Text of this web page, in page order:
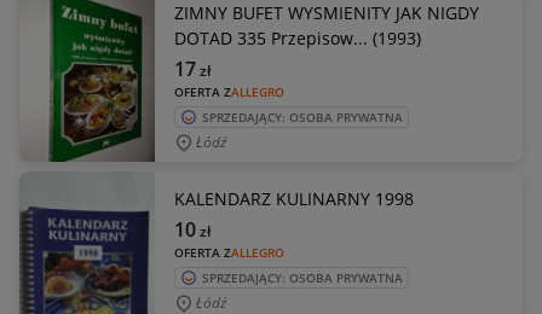
ZIMNY BUFET WYSMIENITY JAK NIGDY
DOTAD 335 Przepisow... (1993)
OFERTA ZALLEGRO
17zł
SPRZEDAJĄCY: OSOBA PRYWATNA
Łódź
KALENDARZ KULINARNY 1998
OFERTA ZALLEGRO
10zł
SPRZEDAJĄCY: OSOBA PRYWATNA
Łódź